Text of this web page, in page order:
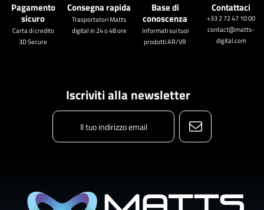
Pagamento
sicuro
Carta di credito
3D Secure
Consegna rapida
Trasportatori Matts
digital in 24 o 48 ore
Base di
conoscenza
Informati sui tuoi
prodotti AR/VR
Contattaci
+33 2 72 47 10 00
contact@matts-
digital.com
Iscriviti alla newsletter